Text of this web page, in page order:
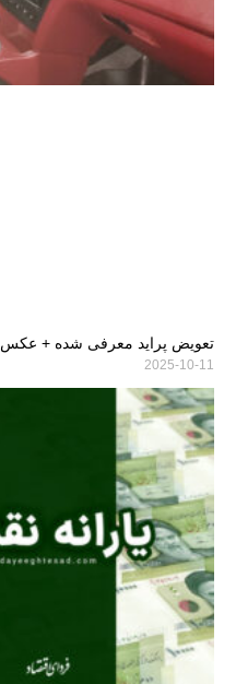
تعویض پراید معرفی شده + عکس
2025-10-11